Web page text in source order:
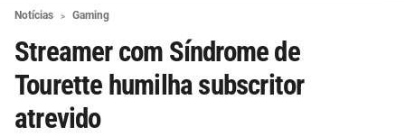
Notícias Gaming
Streamer com Síndrome de
Tourette humilha subscritor
atrevido